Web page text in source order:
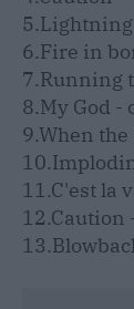
6.Fire in
7.Running
8.My God -
9.When
11.C'est la
12.Caution